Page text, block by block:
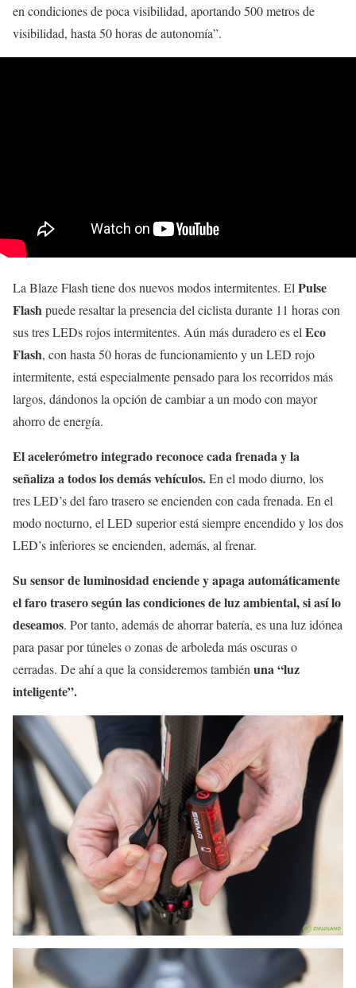
en condiciones de poca visibilidad, aportando 500 metros de
visibilidad, hasta 50 horas de autonomía”.
La Blaze Flash tiene dos nuevos modos intermitentes. El Pulse
Flashpuede resaltar la presencia del ciclista durante 11 horas con
sus tres LEDs rojos intermitentes. Aún más duradero es el Eco
Flash, con hasta 50 horas de funcionamiento y un LED rojo
intermitente, está especialmente pensado para los recorridos más
largos, dándonos la opción de cambiar a un modo con mayor
ahorro de energía.
El acelerómetro integrado reconoce cada frenada y la
señaliza a todos los demás vehículos.En el modo diurno, los
tres LED’s del faro trasero se encienden con cada frenada. En el
modo nocturno, el LED superior está siempre encendido y los dos
LED’s inferiores se encienden, además, al frenar.
Su sensor de luminosidad enciende y apaga automáticamente
el faro trasero según las condiciones de luz ambiental, si así lo
deseamos. Por tanto, además de ahorrar batería, es una luz idónea
para pasar por túneles o zonas de arboleda más oscuras o
cerradas. De ahí a que la consideremos también una “luz
inteligente”.